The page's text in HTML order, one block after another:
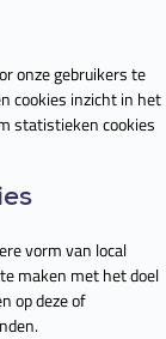
onze gebruikers te
cookies inzicht in het
statistieken cookies
vorm van local
maken met het doel
op deze of